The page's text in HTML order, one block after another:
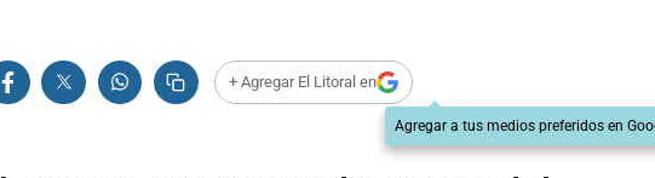
+ Agregar El Litoral en
Agregar a tus medios preferidos en